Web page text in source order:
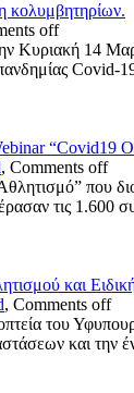
κολυμβητηρίων.
off
14
Covid-
“Covid19
, Comments off
που
τις 1.600
και
, Comments off
του
και